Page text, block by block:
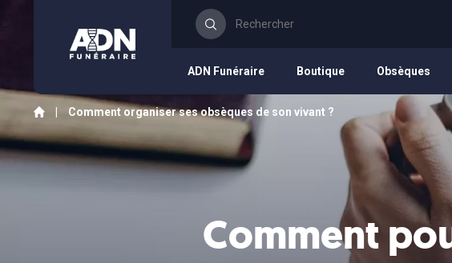
ADN Funéraire Boutique Obsèques
Comment organiser ses obsèques de son vivant ?
Comment